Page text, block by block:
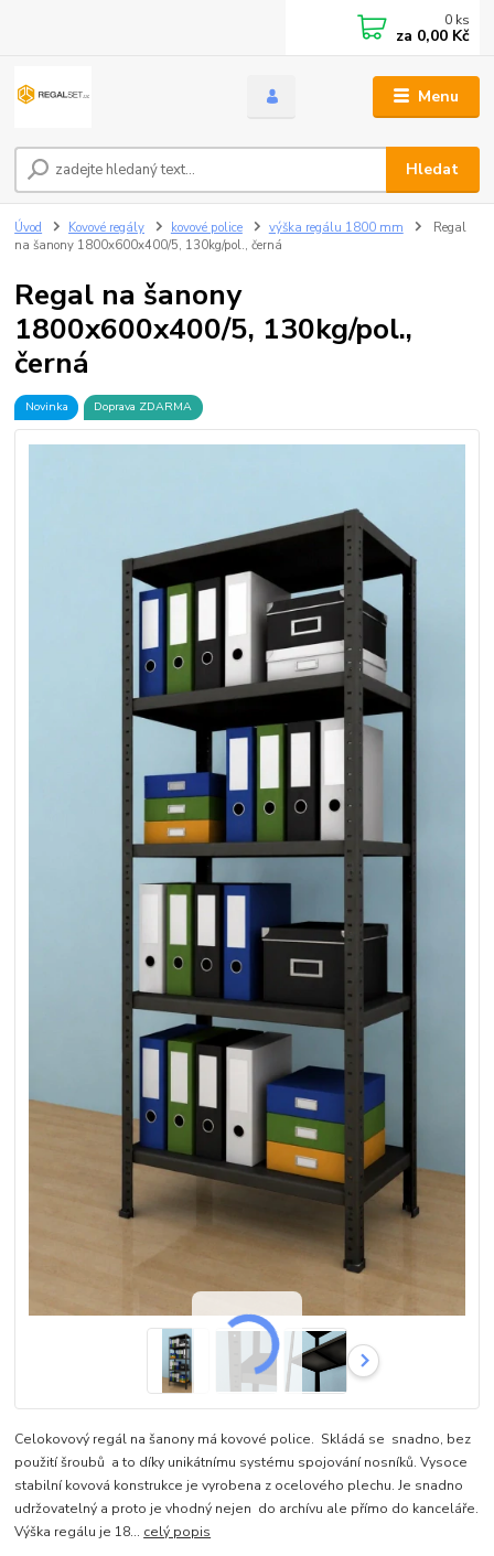
Menu
Hledat
0 ks
za 0,00 Kč
Úvod Kovové regály kovové police výška regálu 1800 mm
Regal
na šanony 1800x600x400/5, 130kg/pol., černá
Regal na šanony
1800x600x400/5, 130kg/pol.,
černá
Novinka Doprava ZDARMA
Celokovový regál na šanony má kovové police. Skládá se snadno, bez
použití šroubů a to díky unikátnímu systému spojování nosníků. Vysoce
stabilní kovová konstrukce je vyrobena z ocelového plechu. Je snadno
udržovatelný a proto je vhodný nejen do archívu ale přímo do kanceláře.
Výška regálu je 18... celý popis